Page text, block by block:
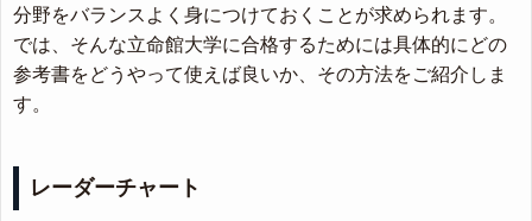
分野をバランスよく身につけておくことが求められます。
では、そんな立命館大学に合格するためには具体的にどの
参考書をどうやって使えば良いか、その方法をご紹介しま
す。
レーダーチャート